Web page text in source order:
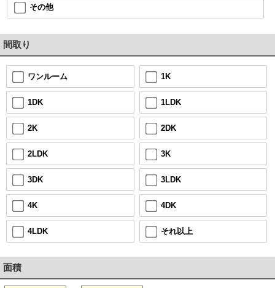
その他
間取り
ワンルーム 1K
1DK 1LDK
2K 2DK
2LDK 3K
3DK 3LDK
4K 4DK
4LDK それ以上
面積